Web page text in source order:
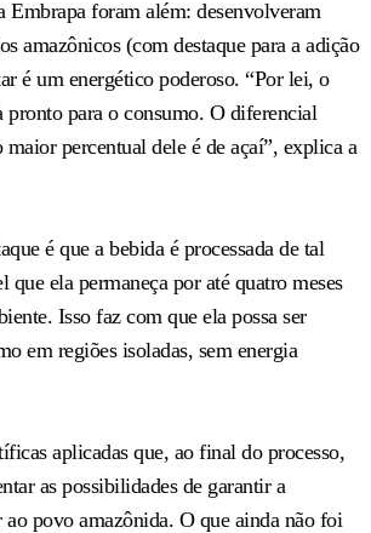
Embrapa foram além: desenvolveram
amazônicos (com destaque para a adição
é um energético poderoso. “Por lei, o
pronto para o consumo. O diferencial
maior percentual dele é de açaí”, explica a
é que a bebida é processada de tal
que ela permaneça por até quatro meses
Isso faz com que ela possa ser
em regiões isoladas, sem energia
aplicadas que, ao final do processo,
as possibilidades de garantir a
ao povo amazônida. O que ainda não foi